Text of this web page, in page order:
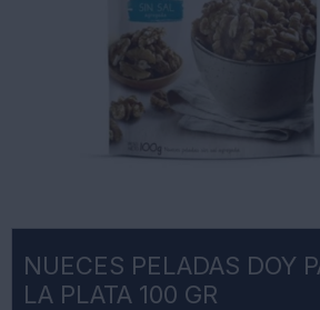
NUECES PELADAS DOY
LA PLATA 100 GR